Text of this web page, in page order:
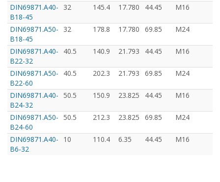
DIN69871.А40-
B18-45
32 145.4 17.780 44.45 M16
DIN69871.А50-
B18-45
32 178.8 17.780 69.85 M24
DIN69871.А40-
B22-32
40.5 140.9 21.793 44.45 M16
DIN69871.А50-
B22-60
40.5 202.3 21.793 69.85 M24
DIN69871.А40-
B24-32
50.5 150.9 23.825 44.45
M16
DIN69871.А50-
B24-60
50.5 212.3 23.825 69.85
M24
DIN69871.А40-
B6-32
10 110.4 6.35 44.45
M16